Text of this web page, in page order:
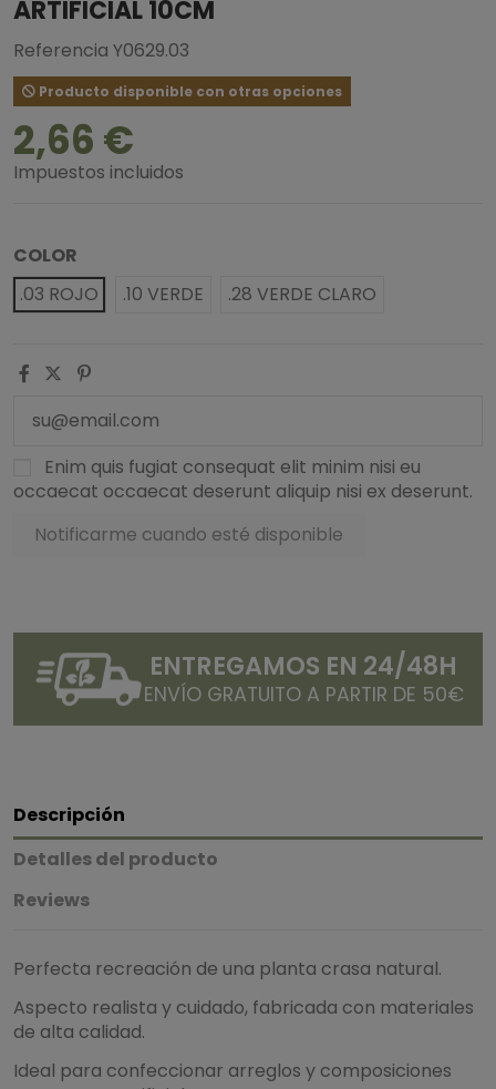
ARTIFICIAL 10CM
Referencia Y0629.03
Producto disponible con otras opciones
2,66 €
Impuestos incluidos
COLOR
.03 ROJO
.10 VERDE .28 VERDE CLARO
Enim quis fugiat consequat elit minim nisi eu
occaecat occaecat deserunt aliquip nisi ex deserunt.
ENTREGAMOS EN 24/48H
ENVÍO GRATUITO A PARTIR DE 50€
Descripción
Detalles del producto
Reviews
Perfecta recreación de una planta crasa natural.
Aspecto realista y cuidado, fabricada con materiales
de alta calidad.
Ideal para confeccionar arreglos y composiciones